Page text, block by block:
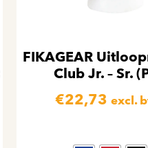
FIKAGEAR
Club Jr. – Sr.
€22,73 excl.